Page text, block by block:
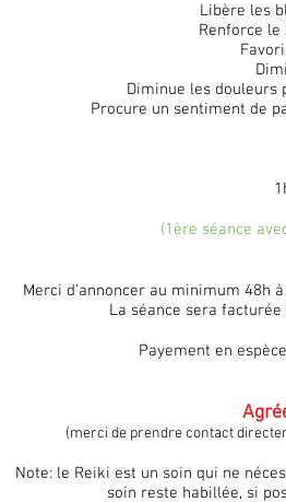
Libère les
Renforce
Diminue les douleurs
Procure un sentiment de
(1ère séance
Merci d'annoncer au minimum 48h
La séance sera
Payement en
(merci de prendre contact
Note: le Reiki est un soin qui ne
soin reste habillée, si